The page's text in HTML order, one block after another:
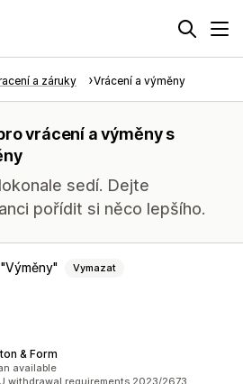
a záruky Vrácení a výměny
vrácení a výměny s
sedí. Dejte
pořídit si něco lepšího.
Výměny Vymazat
& Form
2177
available
withdrawal requirements 2023/2673